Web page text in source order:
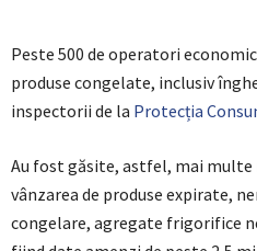
Peste 500 de operatori
produse congelate, inclusiv
inspectorii de la Protecția
Au fost găsite, astfel, mai
vânzarea de produse expirate,
congelare, agregate frigorifice